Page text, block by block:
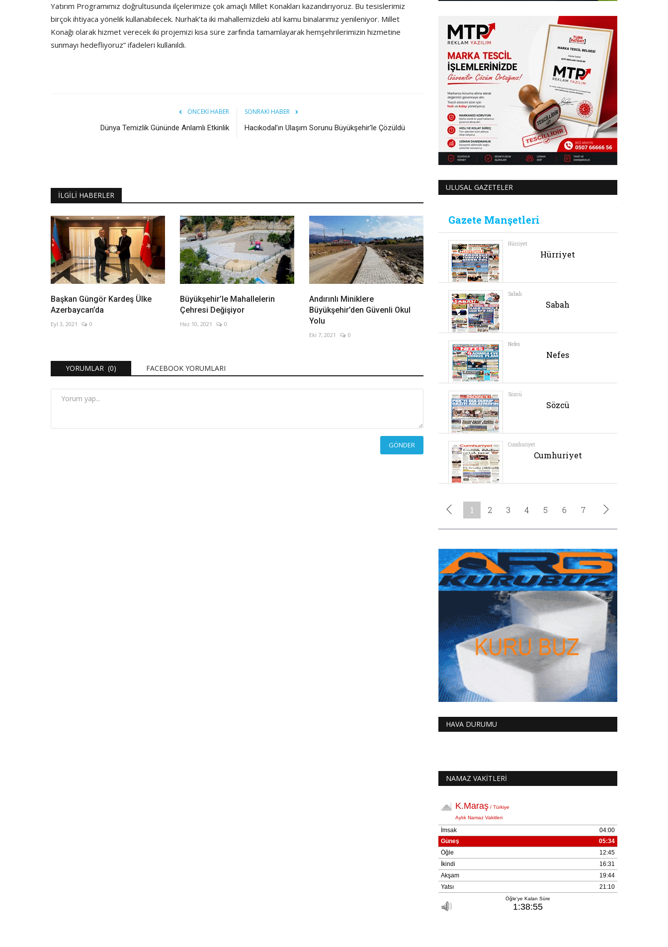
Yatırım Programımız doğrultusunda ilçelerimize çok amaçlı Millet Konakları kazandırıyoruz. Bu tesislerimiz
birçok ihtiyaca yönelik kullanabilecek. Nurhak’ta iki mahallemizdeki atıl kamu binalarımız yenileniyor. Millet
Konağı olarak hizmet verecek iki projemizi kısa süre zarfında tamamlayarak hemşehrilerimizin hizmetine
sunmayı hedefliyoruz” ifadeleri kullanıldı.
ÖNCEKI HABER
Dünya Temizlik Gününde Anlamlı Etkinlik
SONRAKI HABER
Hacıkodal’ın Ulaşım Sorunu Büyükşehir’le Çözüldü
İLGILI HABERLER
Başkan Güngör Kardeş Ülke
Azerbaycan’da
Eyl 3, 2021 0
Büyükşehir’le Mahallelerin
Çehresi Değişiyor
Haz 10, 2021 0
Andırınlı Miniklere
Büyükşehir’den Güvenli Okul
Yolu
Eki 7, 2021 0
YORUMLAR (0) FACEBOOK YORUMLARI
GÖNDER
ULUSAL GAZETELER
HAVA DURUMU
NAMAZ VAKİTLERİ